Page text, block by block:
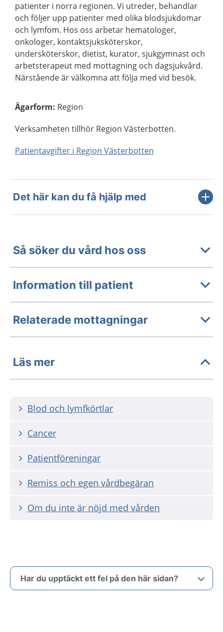
patienter i norra regionen. Vi utreder, behandlar
och följer upp patienter med olika blodsjukdomar
och lymfom. Hos oss arbetar hematologer,
onkologer, kontaktsjuksköterskor,
undersköterskor, dietist, kurator, sjukgymnast och
arbetsterapeut med mottagning och dagsjukvård.
Närstående är välkomna att följa med vid besök.
Ägarform: Region
Verksamheten tillhör Region Västerbotten.
Patientavgifter i Region Västerbotten
Det här kan du få hjälp med
Så söker du vård hos oss
Information till patient
Relaterade mottagningar
Läs mer
Blod och lymfkörtlar
Cancer
Patientföreningar
Remiss och egen vårdbegäran
Om du inte är nöjd med vården
Har du upptäckt ett fel på den här sidan?